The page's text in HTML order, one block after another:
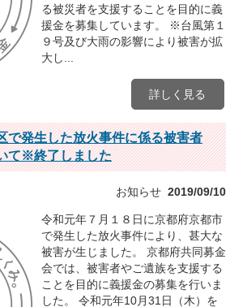
る被災者を支援することを目的に義
援金を募集しています。 ※台風第１
９号及び大雨の影響により被害が拡
大し...
詳しく見る
で発生した放火事件に係る被害者
て※終了しました
お知らせ 2019/09/10
令和元年７月１８日に京都府京都市
で発生した放火事件により、甚大な
被害が生じました。 京都府共同募金
会では、被害者やご遺族を支援する
ことを目的に義援金の募集を行いま
した。 令和元年10月31日（木）を